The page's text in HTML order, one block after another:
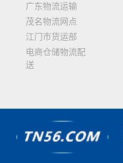
广东物流运输
茂名物流网点
江门市货运部
电商仓储物流配
送